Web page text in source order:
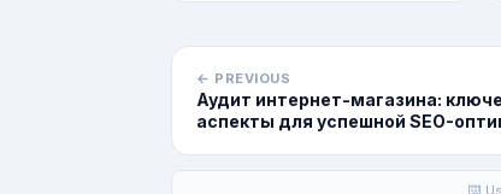
← PREVIOUS
Аудит интернет-магазина:
аспекты для успешной SEO-
⌨️